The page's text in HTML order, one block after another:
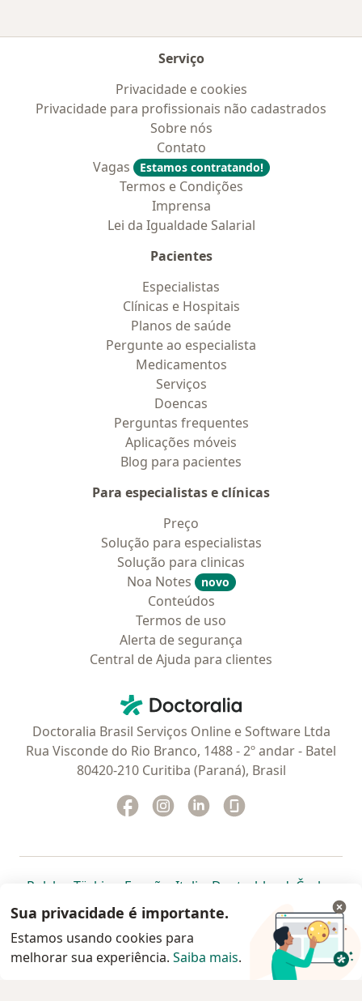
Serviço
Privacidade e cookies
Privacidade para profissionais não cadastrados
Sobre nós
Contato
Vagas
Estamos contratando!
Termos e Condições
Imprensa
Lei da Igualdade Salarial
Pacientes
Especialistas
Clínicas e Hospitais
Planos de saúde
Pergunte ao especialista
Medicamentos
Serviços
Doencas
Perguntas frequentes
Aplicações móveis
Blog para pacientes
Para especialistas e clínicas
Preço
Solução para especialistas
Solução para clinicas
Noa Notes
novo
Conteúdos
Termos de uso
Alerta de segurança
Central de Ajuda para clientes
Doctoralia - Homepage
Doctoralia Brasil Serviços Online e Software Ltda
Rua Visconde do Rio Branco, 1488 - 2º andar - Batel
80420-210 Curitiba (Paraná), Brasil
Facebook
abre num novo separador
Instagram
abre num novo separador
Linkedin
abre num novo
Polska abre num novo separador
Türkiye abre num novo separador
España abre num novo separador
Italia abre num novo
Deutschlandabre num
Česko
Portugal abre num novo separador
, México abre num novo separador
, abre num novo separador
Brasil abre num novoabre num
abre
Colombia abre num novo
www.doctoralia.com.br © 2026 - Agende agora sua
Sua privacidade é importante.
Estamos usando cookies para
melhorar sua experiência. Saiba mais.